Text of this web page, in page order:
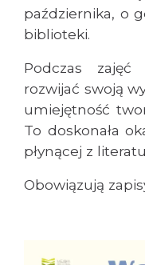
Pokazy tradycji -
Muzeum
0.03 km
października, o
biblioteki.
Podczas zajęć
rozwijać swoją
umiejętność
To doskonała
płynącej z
Obowiązują